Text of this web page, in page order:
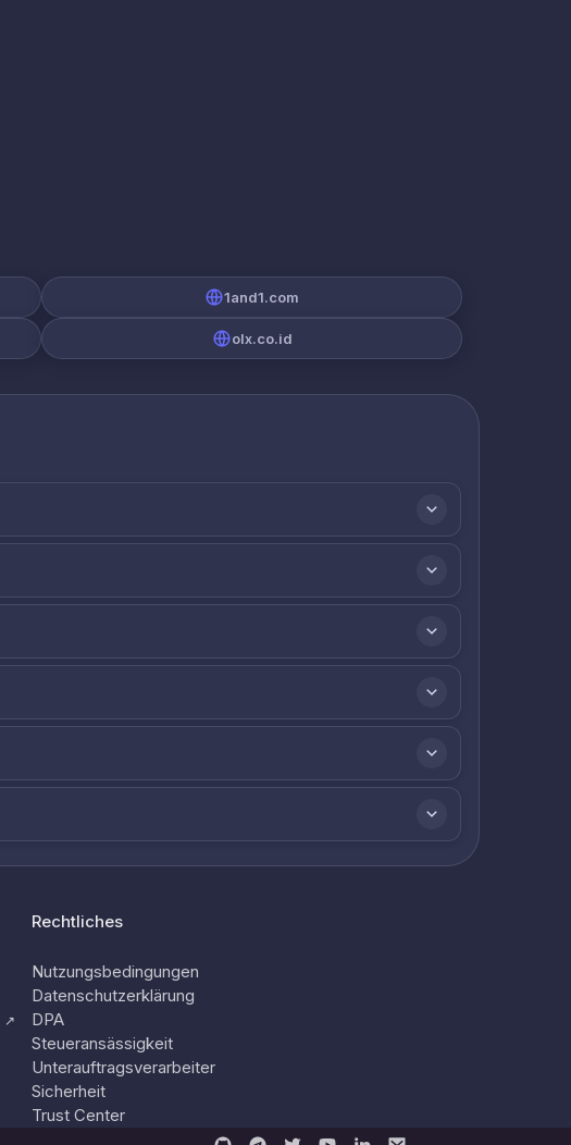
1and1.com
olx.co.id
↗
Rechtliches
Nutzungsbedingungen
Datenschutzerklärung
DPA
Steueransässigkeit
Unterauftragsverarbeiter
Sicherheit
Trust Center